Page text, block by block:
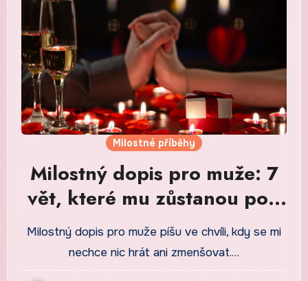
Milostné příběhy
Milostný dopis pro muže: 7
vět, které mu zůstanou pod
kůží
Milostný dopis pro muže píšu ve chvíli, kdy se mi
nechce nic hrát ani zmenšovat.…